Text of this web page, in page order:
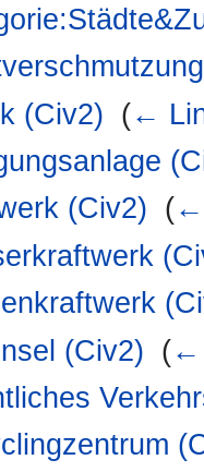
(Civ2) (←
(Civ2) (←
(Civ2)
(←